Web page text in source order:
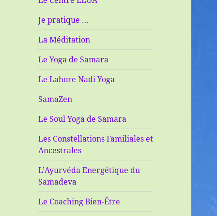
Je pratique …
La Méditation
Le Yoga de Samara
Le Lahore Nadi Yoga
SamaZen
Le Soul Yoga de Samara
Les Constellations Familiales et
Ancestrales
L’Ayurvéda Energétique du
Samadeva
Le Coaching Bien-Être